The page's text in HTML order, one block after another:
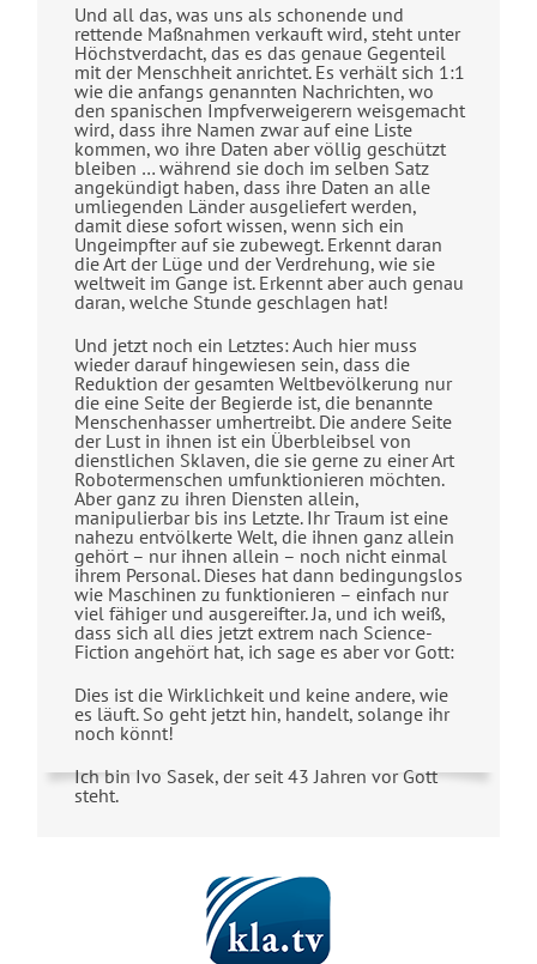
Und all das, was uns als schonende und
rettende Maßnahmen verkauft wird, steht unter
Höchstverdacht, das es das genaue Gegenteil
mit der Menschheit anrichtet. Es verhält sich 1:1
wie die anfangs genannten Nachrichten, wo
den spanischen Impfverweigerern weisgemacht
wird, dass ihre Namen zwar auf eine Liste
kommen, wo ihre Daten aber völlig geschützt
bleiben … während sie doch im selben Satz
angekündigt haben, dass ihre Daten an alle
umliegenden Länder ausgeliefert werden,
damit diese sofort wissen, wenn sich ein
Ungeimpfter auf sie zubewegt. Erkennt daran
die Art der Lüge und der Verdrehung, wie sie
weltweit im Gange ist. Erkennt aber auch genau
daran, welche Stunde geschlagen hat!
Und jetzt noch ein Letztes: Auch hier muss
wieder darauf hingewiesen sein, dass die
Reduktion der gesamten Weltbevölkerung nur
die eine Seite der Begierde ist, die benannte
Menschenhasser umhertreibt. Die andere Seite
der Lust in ihnen ist ein Überbleibsel von
dienstlichen Sklaven, die sie gerne zu einer Art
Robotermenschen umfunktionieren möchten.
Aber ganz zu ihren Diensten allein,
manipulierbar bis ins Letzte. Ihr Traum ist eine
nahezu entvölkerte Welt, die ihnen ganz allein
gehört – nur ihnen allein – noch nicht einmal
ihrem Personal. Dieses hat dann bedingungslos
wie Maschinen zu funktionieren – einfach nur
viel fähiger und ausgereifter. Ja, und ich weiß,
dass sich all dies jetzt extrem nach Science-
Fiction angehört hat, ich sage es aber vor Gott:
Dies ist die Wirklichkeit und keine andere, wie
es läuft. So geht jetzt hin, handelt, solange ihr
noch könnt!
Ich bin Ivo Sasek, der seit 43 Jahren vor Gott
steht.